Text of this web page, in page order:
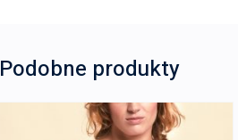
Podobne produkty